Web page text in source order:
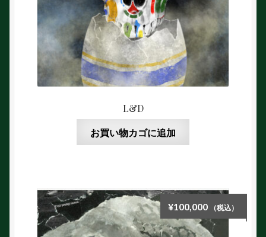
L&D
お買い物カゴに追加
¥100,000 （税込）